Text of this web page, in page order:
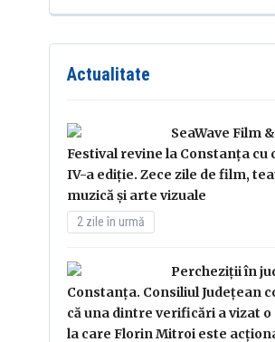
Actualitate
SeaWave Film
Festival revine la Constanța cu
IV-a ediție. Zece zile de film,
muzică și arte vizuale
2 zile în urmă
Percheziții în
Constanța. Consiliul Județean
că una dintre verificări a vizat
la care Florin Mitroi este